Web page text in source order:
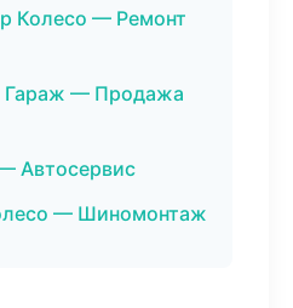
Колесо — Ремонт
Гараж — Продажа
Автосервис
— Шиномонтаж